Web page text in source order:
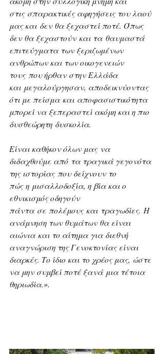
στις σπαρακτικές αφηγήσεις του λαού
μας και δεν θα ξεχαστεί ποτέ. Όπως
δεν θα ξεχαστούν και τα θαυμαστά
επιτεύγματα των ξεριζωμένων
ανθρώπων και των οικογενειών
τους που ήρθαν στην Ελλάδα
και μεγαλούργησαν, αποδεικνύοντας
ότι με πείσμα και αποφασιστικότητα
μπορεί να ξεπεραστεί ακόμη και η πιο
δυσθεώρητη δυσκολία.
Είναι καθήκον όλων μας να
διδαχθούμε από τα τραγικά γεγονότα
της ιστορίας που δείχνουν το
πώς η μισαλλοδοξία, η βία και ο
εθνικισμός οδηγούν
πάντα σε πολέμους και τραγωδίες. Η
ανάμνηση των θυμάτων θα είναι
αιώνια και το αίτημα για διεθνή
αναγνώριση της Γενοκτονίας είναι
διαρκές. Το ίδιο και το χρέος μας, ώστε
να μην συμβεί ποτέ ξανά μια τέτοια
θηριωδία.».